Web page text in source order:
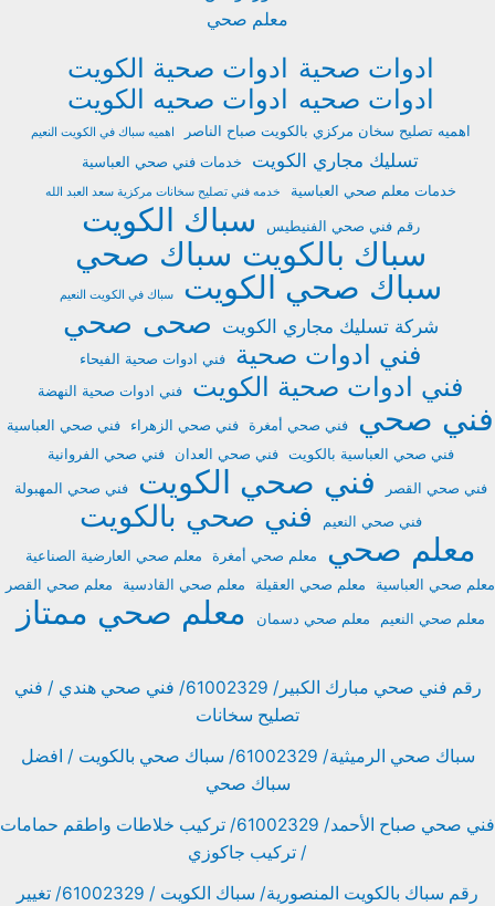
معلم صحي
ادوات صحية ادوات صحية الكويت
ادوات صحيه ادوات صحيه الكويت
اهميه تصليح سخان مركزي بالكويت صباح الناصر اهميه سباك في الكويت النعيم
تسليك مجاري الكويت
خدمات فني صحي العباسية
خدمات معلم صحي العباسية
خدمه فني تصليح سخانات مركزية سعد العبد الله
رقم فني صحي الفنيطيس
سباك الكويت
سباك بالكويت سباك صحي
سباك صحي الكويت
سباك في الكويت النعيم
شركة تسليك مجاري الكويت صحى صحي
فني ادوات صحية فني ادوات صحية الفيحاء
فني ادوات صحية الكويت فني ادوات صحية النهضة
فني صحي فني صحي أمغرة فني صحي الزهراء
فني صحي العباسية
فني صحي العباسية بالكويت
فني صحي العدان فني صحي الفروانية
فني صحي القصر فني صحي الكويت
فني صحي المهبولة
فني صحي النعيم
فني صحي بالكويت
معلم صحي معلم صحي أمغرة
معلم صحي العارضية الصناعية
معلم صحي العباسية
معلم صحي العقيلة معلم صحي القادسية معلم صحي القصر
معلم صحي النعيم معلم صحي دسمان معلم صحي ممتاز
رقم فني صحي مبارك الكبير/ 61002329/ فني صحي هندي / فني
تصليح سخانات
سباك صحي الرميثية/ 61002329/ سباك صحي بالكويت / افضل
سباك صحي
فني صحي صباح الأحمد/ 61002329/ تركيب خلاطات واطقم حمامات
/ تركيب جاكوزي
رقم سباك بالكويت المنصورية/ سباك الكويت / 61002329/ تغيير